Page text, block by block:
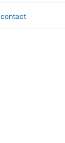
contact